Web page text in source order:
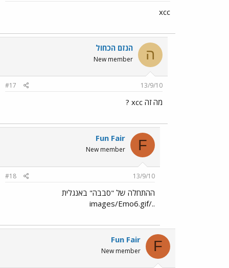
xcc
ה הנזם הכחול
New member
13/9/10
#17
מה זה xcc ?
F
Fun Fair
New member
13/9/10
#18
ההתחלה של "סבבה" באנגלית
../images/Emo6.gif
F
Fun Fair
New member